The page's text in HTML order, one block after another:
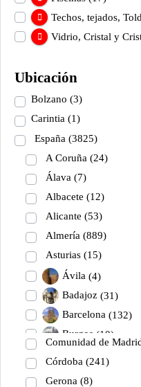
Techos, tejados,
Vidrio, Cristal y
Ubicación
Bolzano (3)
Carintia (1)
España (3825)
A Coruña (24)
Álava (7)
Albacete (12)
Alicante (53)
Almería (889)
Asturias (15)
Ávila (4)
Badajoz (31)
Barcelona (132)
Burgos (10)
Comunidad de
Córdoba (241)
Gerona (8)